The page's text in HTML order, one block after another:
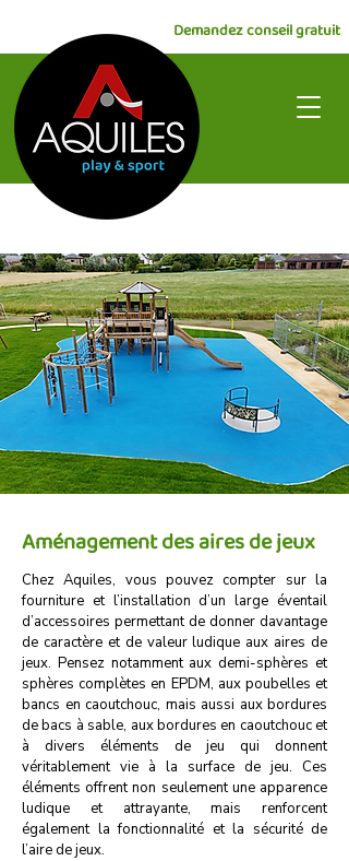
Demandez conseil gratuit
Aménagement des aires de jeux
Chez Aquiles, vous pouvez compter sur la
fourniture et l’installation d’un large éventail
d’accessoires permettant de donner davantage
de caractère et de valeur ludique aux aires de
jeux. Pensez notamment aux demi-sphères et
sphères complètes en EPDM, aux poubelles et
bancs en caoutchouc, mais aussi aux bordures
de bacs à sable, aux bordures en caoutchouc et
à divers éléments de jeu qui donnent
véritablement vie à la surface de jeu. Ces
éléments offrent non seulement une apparence
ludique et attrayante, mais renforcent
également la fonctionnalité et la sécurité de
l’aire de jeux.